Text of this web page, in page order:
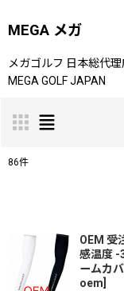
MEGA メガ
メガゴルフ 日本総代
MEGA GOLF JAPAN
並び順:
86件
OEM 受
感温度 -
ームカ
oem